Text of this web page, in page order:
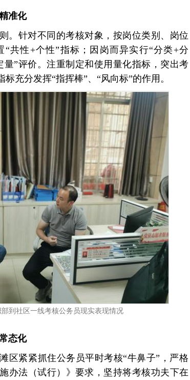
准化
。针对不同的考核对象，按岗位类别、岗位
共性+个性”指标；因岗而异实行“分类+分
量”评价。注重制定和使用量化指标，突出考
充分发挥“指挥棒”、“风向标”的作用。
到社区一线考核公务员现实表现情况
态化
区紧紧抓住公务员平时考核“牛鼻子”，严格
办法（试行）》要求，坚持将考核功夫下在